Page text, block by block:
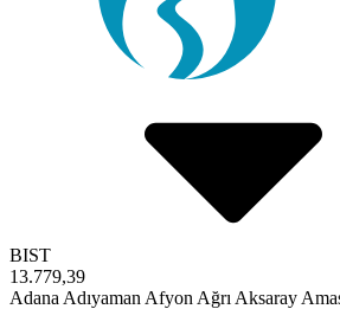
BIST
13.779,39
Adana Adıyaman Afyon Ağrı Aksaray